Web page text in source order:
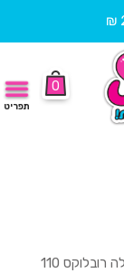
0
תפריט
110